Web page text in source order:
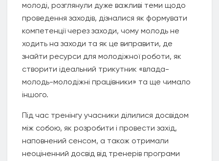
молоді, розглянули дуже важливі теми щодо
проведення заходів, дізналися як формувати
компетенції через заходи, чому молодь не
ходить на заходи та як це виправити, де
знайти ресурси для молодіжної роботи, як
створити ідеальний трикутник «влада-
молодь-молодіжні працівники» та ще чимало
іншого.
Під час тренінгу учасники ділилися досвідом
між собою, як розробити і провести захід,
наповнений сенсом, а також отримали
неоціненний досвід від тренерів програми